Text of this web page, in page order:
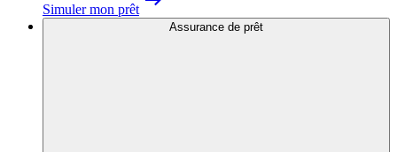
Simuler mon prêt
Assurance de prêt